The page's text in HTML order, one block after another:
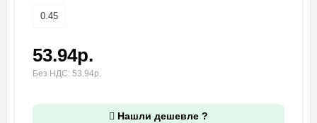
0.45
53.94р.
Без НДС: 53.94р.
Нашли дешевле ?